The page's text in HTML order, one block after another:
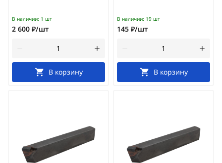
В наличии: 1 шт
2 600 ₽/шт
В корзину
В наличии: 19 шт
145 ₽/шт
В корзину